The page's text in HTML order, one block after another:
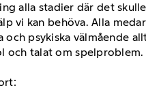
alla stadier där det
vi kan behöva. Alla
psykiska välmående
och talat om